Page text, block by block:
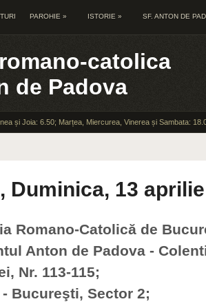
PAROHIE » ISTORIE » SF. ANTON DE
catolica
de Padova
și Joia: 6.50; Marțea, Miercurea, Vinerea și Sambata:
Duminica, 13
Romano-Catolică de
Anton de Padova -
Nr. 113-115;
- Bucureşti, Sector 2;